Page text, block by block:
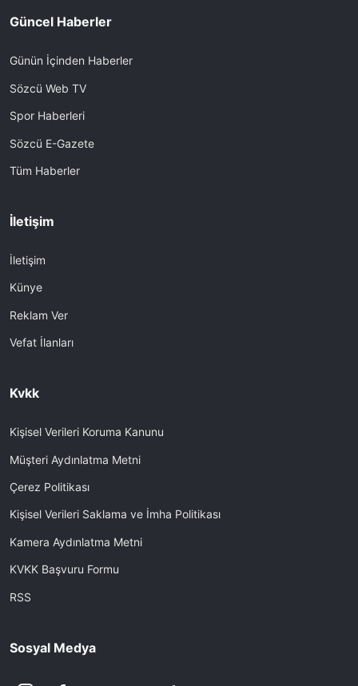
Güncel Haberler
Günün İçinden Haberler
Sözcü Web TV
Spor Haberleri
Sözcü E-Gazete
Tüm Haberler
İletişim
İletişim
Künye
Reklam Ver
Vefat İlanları
Kvkk
Kişisel Verileri Koruma Kanunu
Müşteri Aydınlatma Metni
Çerez Politikası
Kişisel Verileri Saklama ve İmha Politikası
Kamera Aydınlatma Metni
KVKK Başvuru Formu
RSS
Sosyal Medya